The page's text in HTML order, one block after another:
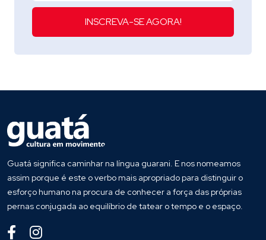
INSCREVA-SE AGORA!
Guatá significa caminhar na língua guarani. E nos nomeamos
assim porque é este o verbo mais apropriado para distinguir o
esforço humano na procura de conhecer a força das próprias
pernas conjugada ao equilíbrio de tatear o tempo e o espaço.